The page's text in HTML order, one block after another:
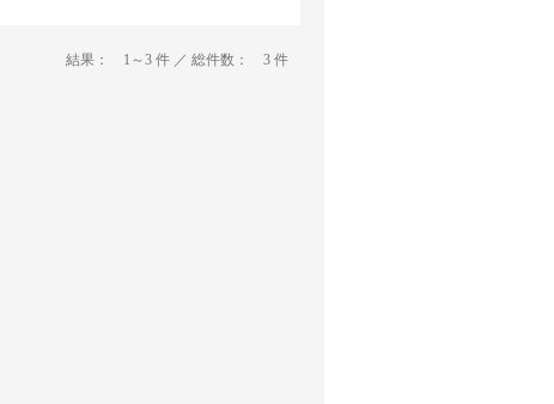
結果： 1～3 件 ／ 総件数： 3 件